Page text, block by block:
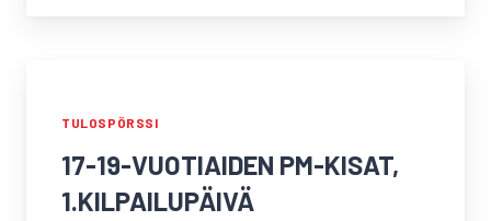
TULOSPÖRSSI
17-19-VUOTIAIDEN PM-KISAT,
1.KILPAILUPÄIVÄ